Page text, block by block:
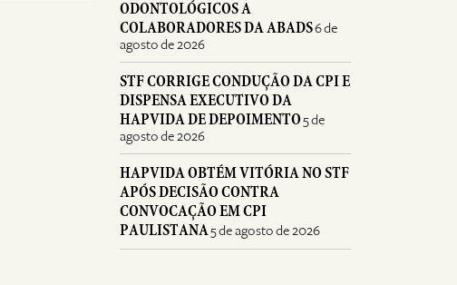
ODONTOLÓGICOS A
COLABORADORES DA ABADS6 de
agosto de 2026
STF CORRIGE CONDUÇÃO DA CPI E
DISPENSA EXECUTIVO DA
HAPVIDA DE DEPOIMENTO5 de
agosto de 2026
HAPVIDA OBTÉM VITÓRIA NO STF
APÓS DECISÃO CONTRA
CONVOCAÇÃO EM CPI
PAULISTANA5 de agosto de 2026